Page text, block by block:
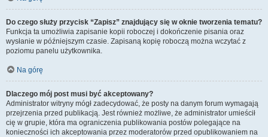
Do czego służy przycisk “Zapisz” znajdujący się w oknie tworzenia tematu?
Funkcja ta umożliwia zapisanie kopii roboczej i dokończenie pisania oraz
wysłanie w późniejszym czasie. Zapisaną kopię roboczą można wczytać z
poziomu panelu użytkownika.
Na górę
Dlaczego mój post musi być akceptowany?
Administrator witryny mógł zadecydować, że posty na danym forum wymagają
przejrzenia przed publikacją. Jest również możliwe, że administrator umieścił
cię w grupie, która ma ograniczenia publikowania postów polegające na
konieczności ich akceptowania przez moderatorów przed opublikowaniem na